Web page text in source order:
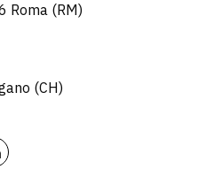
Roma (RM)
(CH)